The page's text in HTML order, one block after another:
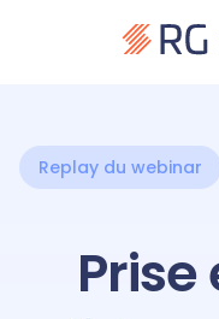
Replay du webinar